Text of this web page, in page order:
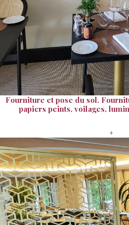
Fourniture et pose du sol.
papiers peints, voilages,
+